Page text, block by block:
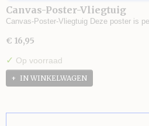
Canvas-Poster-Vliegtuig
Canvas-Poster-Vliegtuig Deze poster is
€ 16,95
✓ Op voorraad
IN WINKELWAGEN